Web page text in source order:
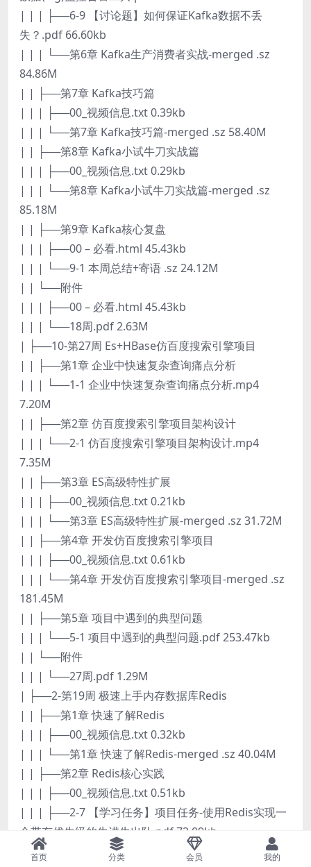
| | | ├──6-9 【讨论题】如何保证Kafka数据不丢
失？.pdf 66.60kb
| | | └──第6章 Kafka生产消费者实战-merged .sz
84.86M
| | ├──第7章 Kafka技巧篇
| | | ├──00_视频信息.txt 0.39kb
| | | └──第7章 Kafka技巧篇-merged .sz 58.40M
| | ├──第8章 Kafka小试牛刀实战篇
| | | ├──00_视频信息.txt 0.29kb
| | | └──第8章 Kafka小试牛刀实战篇-merged .sz
85.18M
| | ├──第9章 Kafka核心复盘
| | | ├──00 – 必看.html 45.43kb
| | | └──9-1 本周总结+寄语 .sz 24.12M
| | └──附件
| | | ├──00 – 必看.html 45.43kb
| | | └──18周.pdf 2.63M
| ├──10-第27周 Es+HBase仿百度搜索引擎项目
| | ├──第1章 企业中快速复杂查询痛点分析
| | | └──1-1 企业中快速复杂查询痛点分析.mp4
7.20M
| | ├──第2章 仿百度搜索引擎项目架构设计
| | | └──2-1 仿百度搜索引擎项目架构设计.mp4
7.35M
| | ├──第3章 ES高级特性扩展
| | | ├──00_视频信息.txt 0.21kb
| | | └──第3章 ES高级特性扩展-merged .sz 31.72M
| | ├──第4章 开发仿百度搜索引擎项目
| | | ├──00_视频信息.txt 0.61kb
| | | └──第4章 开发仿百度搜索引擎项目-merged .sz
181.45M
| | ├──第5章 项目中遇到的典型问题
| | | └──5-1 项目中遇到的典型问题.pdf 253.47kb
| | └──附件
| | | └──27周.pdf 1.29M
| ├──2-第19周 极速上手内存数据库Redis
| | ├──第1章 快速了解Redis
| | | ├──00_视频信息.txt 0.32kb
| | | └──第1章 快速了解Redis-merged .sz 40.04M
| | ├──第2章 Redis核心实践
| | | ├──00_视频信息.txt 0.51kb
| | | ├──2-7 【学习任务】项目任务-使用Redis实现一
个带有优先级的先进先出队.pdf 72.09kb
| | | └──第2章 Redis核心实践-merged .sz 46.56M
首页 分类 会员 我的